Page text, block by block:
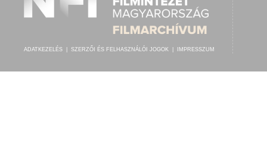
ADATKEZELÉS SZERZŐI ÉS FELHASZNÁLÓI JOGOK IMPRESSZUM